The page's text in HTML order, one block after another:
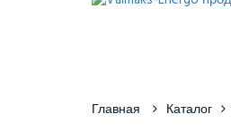
Главная Каталог